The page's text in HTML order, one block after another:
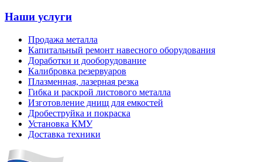
Наши услуги
Продажа металла
Капитальный ремонт навесного оборудования
Доработки и дооборудование
Калибровка резервуаров
Плазменная, лазерная резка
Гибка и раскрой листового металла
Изготовление днищ для емкостей
Дробеструйка и покраска
Установка КМУ
Доставка техники